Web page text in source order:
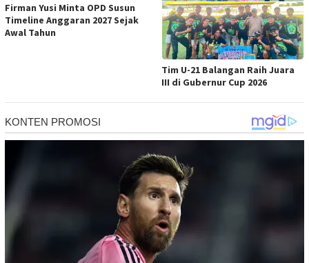
Firman Yusi Minta OPD Susun
Timeline Anggaran 2027 Sejak
Awal Tahun
Tim U-21 Balangan Raih Juara
III di Gubernur Cup 2026